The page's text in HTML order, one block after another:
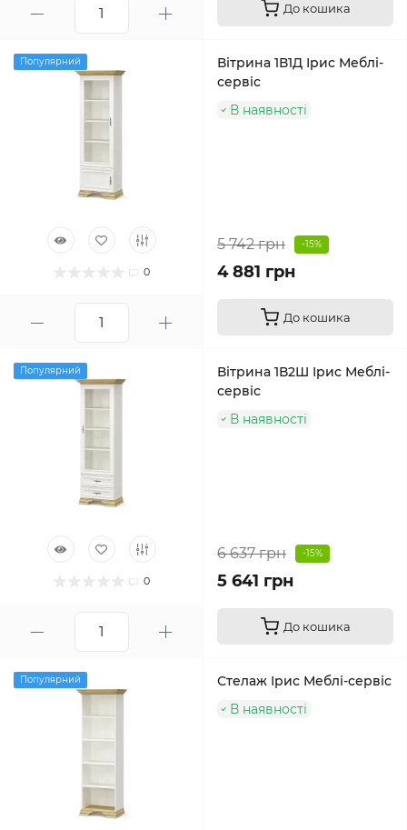
До кошика
Популярний
0
Вітрина 1В1Д Ірис Меблі-
сервіс
В наявності
5 742 грн -15%
4 881 грн
До кошика
Популярний
0
Вітрина 1В2Ш Ірис Меблі-
сервіс
В наявності
6 637 грн -15%
5 641 грн
До кошика
Популярний
Стелаж Ірис Меблі-сервіс
В наявності